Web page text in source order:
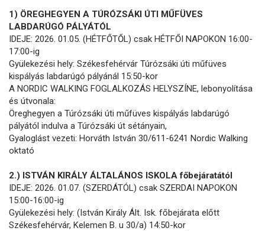
1) ÖREGHEGYEN A TÚRÓZSÁKI ÚTI MŰFÜVES
LABDARÚGÓ PÁLYÁTÓL
IDEJE: 2026. 01.05. (HÉTFŐTŐL) csak HÉTFŐI NAPOKON 16:00-
17:00-ig
Gyülekezési hely: Székesfehérvár Túrózsáki úti műfüves
kispályás labdarúgó pályánál 15:50-kor
A NORDIC WALKING FOGLALKOZÁS HELYSZÍNE, lebonyolítása
és útvonala:
Öreghegyen a Túrózsáki úti műfüves kispályás labdarúgó
pályától indulva a Túrózsáki út sétányain,
Gyaloglást vezeti: Horváth István 30/611-6241 Nordic Walking
oktató
2.) ISTVÁN KIRÁLY ÁLTALÁNOS ISKOLA főbejáratától
IDEJE: 2026. 01.07. (SZERDÁTÓL) csak SZERDAI NAPOKON
15:00-16:00-ig
Gyülekezési hely: (István Király Ált. Isk. főbejárata előtt
Székesfehérvár, Kelemen B. u 30/a) 14:50-kor